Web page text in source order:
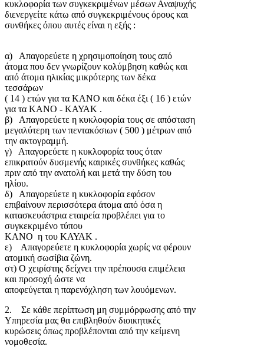
κυκλοφορία των συγκεκριμένων μέσων Αναψυχής
διενεργείτε κάτω από συγκεκριμένους όρους και
συνθήκες όπου αυτές είναι η εξής :
α) Απαγορεύετε η χρησιμοποίηση τους από
άτομα που δεν γνωρίζουν κολύμβηση καθώς και
από άτομα ηλικίας μικρότερης των δέκα
τεσσάρων
( 14 ) ετών για τα ΚΑΝΟ και δέκα έξι ( 16 ) ετών
για τα ΚΑΝΟ - ΚΑΥΑΚ .
β) Απαγορεύετε η κυκλοφορία τους σε απόσταση
μεγαλύτερη των πεντακόσιων ( 500 ) μέτρων από
την ακτογραμμή.
γ) Απαγορεύετε η κυκλοφορία τους όταν
επικρατούν δυσμενής καιρικές συνθήκες καθώς
πριν από την ανατολή και μετά την δύση του
ηλίου.
δ) Απαγορεύετε η κυκλοφορία εφόσον
επιβαίνουν περισσότερα άτομα από όσα η
κατασκευάστρια εταιρεία προβλέπει για το
συγκεκριμένο τύπου
ΚΑΝΟ η του ΚΑΥΑΚ .
ε) Απαγορεύετε η κυκλοφορία χωρίς να φέρουν
ατομική σωσίβια ζώνη.
στ) Ο χειρίστης δείχνει την πρέπουσα επιμέλεια
και προσοχή ώστε να
αποφεύγεται η παρενόχληση των λουόμενων.
2. Σε κάθε περίπτωση μη συμμόρφωσης από την
Υπηρεσία μας θα επιβληθούν διοικητικές
κυρώσεις όπως προβλέπονται από την κείμενη
νομοθεσία.